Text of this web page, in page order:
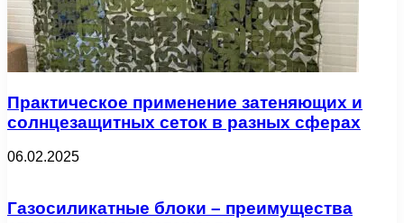
Практическое применение затеняющих и
солнцезащитных сеток в разных сферах
06.02.2025
Газосиликатные блоки – преимущества